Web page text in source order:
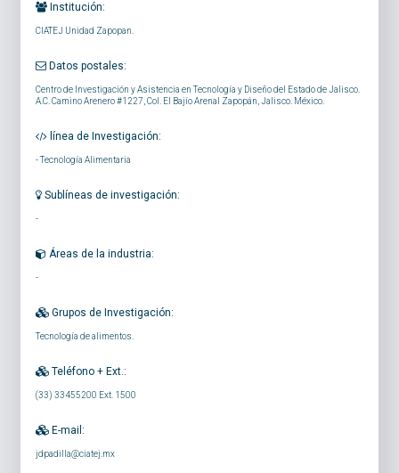
Institución:
CIATEJ Unidad Zapopan.
Datos postales:
Centro de Investigación y Asistencia en Tecnología y Diseño del Estado de Jalisco.
A.C. Camino Arenero #1227, Col. El Bajío Arenal Zapopán, Jalisco. México.
línea de Investigación:
- Tecnología Alimentaria
Sublíneas de investigación:
-
Áreas de la industria:
-
Grupos de Investigación:
Tecnología de alimentos.
Teléfono + Ext.:
(33) 33455200 Ext. 1500
E-mail:
jdpadilla@ciatej.mx